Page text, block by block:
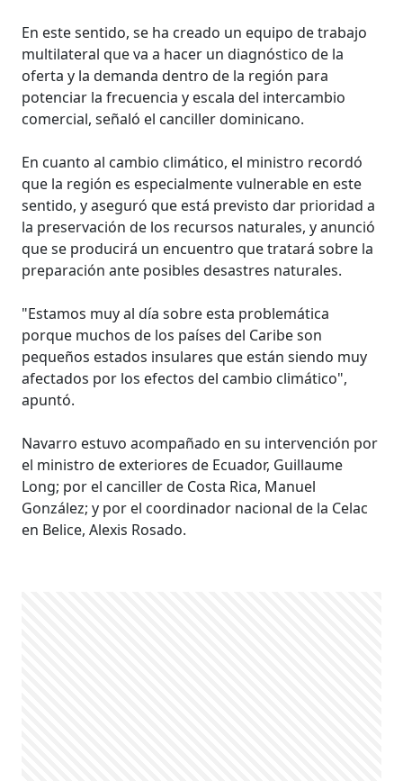
En este sentido, se ha creado un equipo de trabajo
multilateral que va a hacer un diagnóstico de la
oferta y la demanda dentro de la región para
potenciar la frecuencia y escala del intercambio
comercial, señaló el canciller dominicano.
En cuanto al cambio climático, el ministro recordó
que la región es especialmente vulnerable en este
sentido, y aseguró que está previsto dar prioridad a
la preservación de los recursos naturales, y anunció
que se producirá un encuentro que tratará sobre la
preparación ante posibles desastres naturales.
"Estamos muy al día sobre esta problemática
porque muchos de los países del Caribe son
pequeños estados insulares que están siendo muy
afectados por los efectos del cambio climático",
apuntó.
Navarro estuvo acompañado en su intervención por
el ministro de exteriores de Ecuador, Guillaume
Long; por el canciller de Costa Rica, Manuel
González; y por el coordinador nacional de la Celac
en Belice, Alexis Rosado.